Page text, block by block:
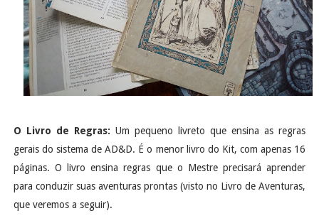
O Livro de Regras: Um pequeno livreto que ensina as regras
gerais do sistema de AD&D. É o menor livro do Kit, com apenas 16
páginas. O livro ensina regras que o Mestre precisará aprender
para conduzir suas aventuras prontas (visto no Livro de Aventuras,
que veremos a seguir).